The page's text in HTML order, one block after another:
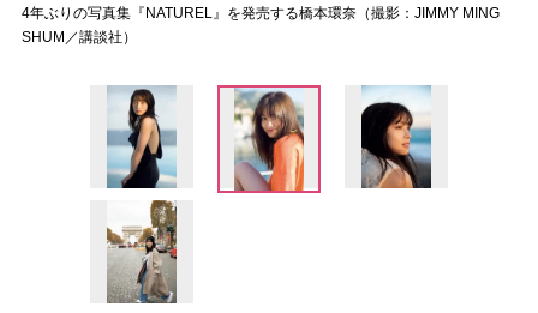
4年ぶりの写真集『NATUREL』を発売する橋本環奈（撮影：JIMMY MING
SHUM／講談社）